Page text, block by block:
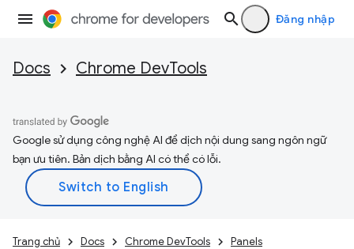
Đăng nhập
Docs Chrome DevTools
Google sử dụng công nghệ AI để dịch nội dung sang ngôn ngữ
bạn ưu tiên. Bản dịch bằng AI có thể có lỗi.
Trang chủ Docs Chrome DevTools Panels